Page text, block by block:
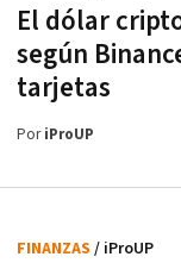
El dólar
según
tarjetas
PoriProUP
FINANZAS / iProUP